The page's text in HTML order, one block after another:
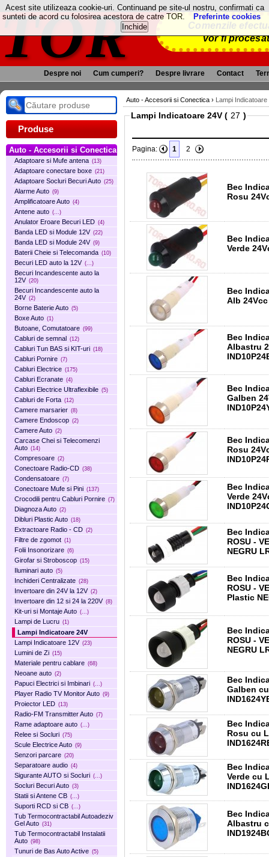
TOR
Comenzile
vor fi
Despre noi Cum cumperi? Despre livrare Contact
Produse
Auto - Accesorii si Conectica
Adaptoare si Mufe antena (13)
Adaptoare conectare boxe (21)
Adaptoare Socluri Becuri Auto (25)
Alarme Auto (9)
Amplificatoare Auto (4)
Antene auto (...)
Anulator Eroare Becuri LED (4)
Banda LED si Module 12V (22)
Banda LED si Module 24V (9)
Baterii Cheie si Telecomanda (10)
Becuri LED auto la 12V (...)
Becuri Incandescente auto la
12V (20)
Becuri Incandescente auto la
24V (2)
Borne Baterie Auto (5)
Boxe Auto (1)
Butoane, Comutatoare (99)
Cabluri de semnal (12)
Cabluri Tun BAS si KIT-uri (18)
Cabluri Pornire (7)
Cabluri Electrice (175)
Cabluri Ecranate (4)
Cabluri Electrice Ultraflexibile (5)
Cabluri de Forta (12)
Camere marsarier (8)
Camere Endoscop (2)
Camere Auto (2)
Carcase Chei si Telecomenzi
Auto (14)
Compresoare (2)
Conectoare Radio-CD (38)
Condensatoare (7)
Conectoare Mufe si Pini (137)
Crocodili pentru Cabluri Pornire (7)
Diagnoza Auto (2)
Dibluri Plastic Auto (18)
Extractoare Radio - CD (2)
Filtre de zgomot (1)
Folii Insonorizare (6)
Girofar si Stroboscop (15)
Iluminari auto (5)
Inchideri Centralizate (28)
Invertoare din 24V la 12V (2)
Invertoare din 12 si 24 la 220V (8)
Kit-uri si Montaje Auto (...)
Lampi de Lucru (1)
Lampi Indicatoare 24V
Lampi Indicatoare 12V (23)
Lumini de Zi (15)
Materiale pentru cablare (68)
Neoane auto (2)
Papuci Electrici si Imbinari (...)
Player Radio TV Monitor Auto (9)
Proiector LED (13)
Radio-FM Transmitter Auto (7)
Rame adaptoare auto (...)
Relee si Socluri (75)
Scule Electrice Auto (9)
Senzori parcare (20)
Separatoare audio (4)
Sigurante AUTO si Socluri (...)
Socluri Becuri Auto (3)
Statii si Antene CB (...)
Suporti RCD si CB (...)
Tub Termocontractabil Autoadeziv
Gel Auto (31)
Tub Termocontractabil Instalatii
Auto (98)
Tunuri de Bas Auto Active (5)
Auto - Accesorii si Conectica › Lampi Indicatoare
Lampi Indicatoare 24V ( )
Pagina: 1 2
Bec
Bec
Bec
Alb
Bec
Albastru 24Vcc cu LED si Fire 200mm
Bec
Galben 24Vcc cu LED si Fire 200mm
Bec
Rosu 24Vcc cu LED si Fire 200mm
Bec
Verde 24Vcc cu LED si Fire 200mm
Bec
ROSU - VERDE
NEGRU
Bec
ROSU -
Plastic
Bec
ROSU - VERDE
NEGRU
Bec
Galben
Bec
Rosu cu
Bec
Verde cu
Bec
Albastru
Acest site utilizeaza cookie-uri. Continuand pe site-ul nostru, confirmati ca
sunteti de acord cu folosirea acestora de catre TOR.
Preferinte cookies